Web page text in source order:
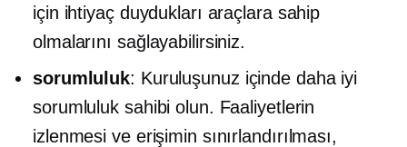
için ihtiyaç duydukları araçlara sahip
olmalarını sağlayabilirsiniz.
sorumluluk: Kuruluşunuz içinde daha iyi
sorumluluk sahibi olun. Faaliyetlerin
izlenmesi ve erişimin sınırlandırılması,